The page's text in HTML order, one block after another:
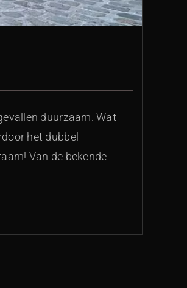
duurzaam. Wat
het dubbel
Van de bekende